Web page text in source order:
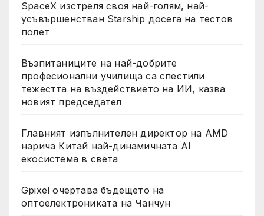
SpaceX изстреля своя най-голям, най-
усъвършенстван Starship досега на тестов
полет
Възпитаниците на най-добрите
професионални училища са спестили
тежестта на въздействието на ИИ, казва
новият председател
Главният изпълнителен директор на AMD
нарича Китай най-динамичната AI
екосистема в света
Gpixel очертава бъдещето на
оптоелектрониката на Чанчун